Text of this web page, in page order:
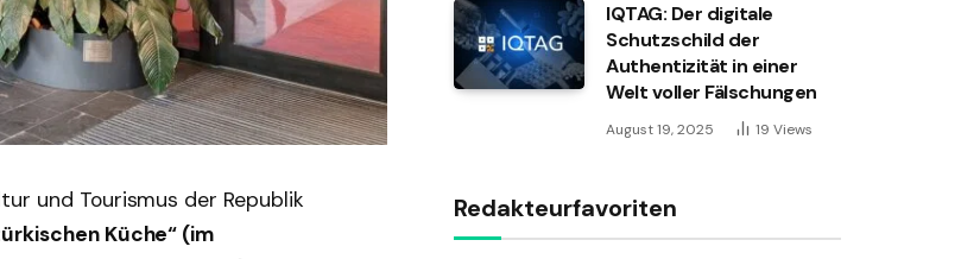
und Tourismus der Republik
Küche“ (im
IQTAG: Der digitale
Schutzschild der
Authentizität in einer
Welt voller Fälschungen
August 19, 2025 19 Views
Redakteurfavoriten